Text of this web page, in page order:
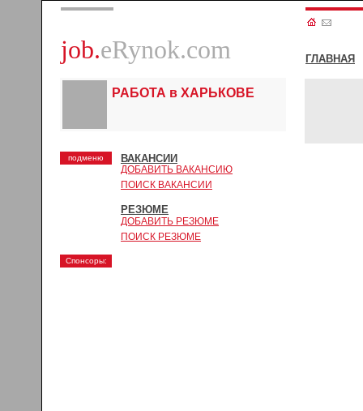
job.eRynok.com ГЛАВНАЯ
РАБОТА в ХАРЬКОВЕ
подменю ВАКАНСИИ
ДОБАВИТЬ ВАКАНСИЮ
ПОИСК ВАКАНСИИ
РЕЗЮМЕ
ДОБАВИТЬ РЕЗЮМЕ
ПОИСК РЕЗЮМЕ
Спонсоры: